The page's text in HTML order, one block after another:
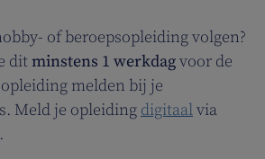
of beroepsopleiding volgen?
ditminstens 1 werkdagvoor de
melden bij je
Meld je opleiding digitaalvia